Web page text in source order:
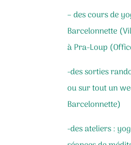
– des cours de
Barcelonnette
à Pra-Loup
-des sorties
ou sur tout un
Barcelonnette)
-des ateliers :